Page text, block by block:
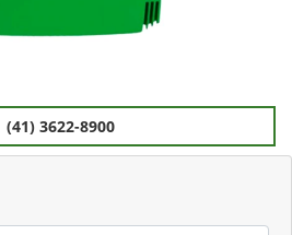
(41) 3622-8900